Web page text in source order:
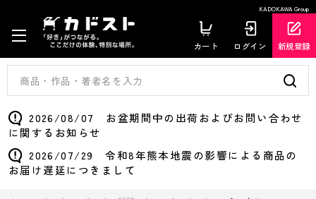
KADOKAWA Group
カート ログイン 新規登録
2026/08/07 お盆期間中の出荷およびお問い合わせ
に関するお知らせ
2026/07/29 令和8年熊本地震の影響による商品の
お届け遅延につきまして